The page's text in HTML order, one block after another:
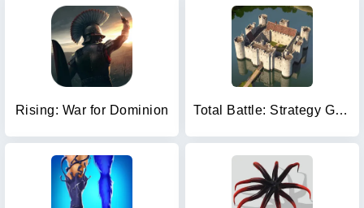
Rising: War for Dominion Total Battle: Strategy Games